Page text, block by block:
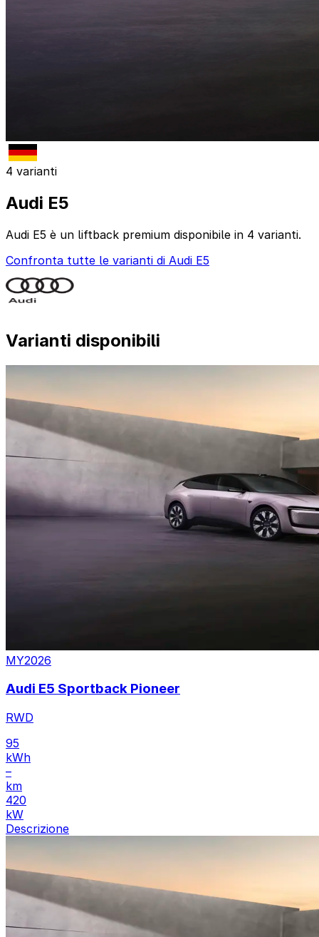
4 varianti
Audi E5
Audi E5 è un liftback premium disponibile in 4 varianti.
Confronta tutte le varianti di Audi E5
Varianti disponibili
MY2026
Audi E5 Sportback Pioneer
RWD
95
kWh
–
km
420
kW
Descrizione